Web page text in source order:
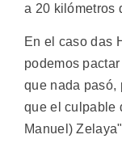
a 20 kilómetros
En el caso das
podemos
que nada pasó,
que el culpable
Manuel)